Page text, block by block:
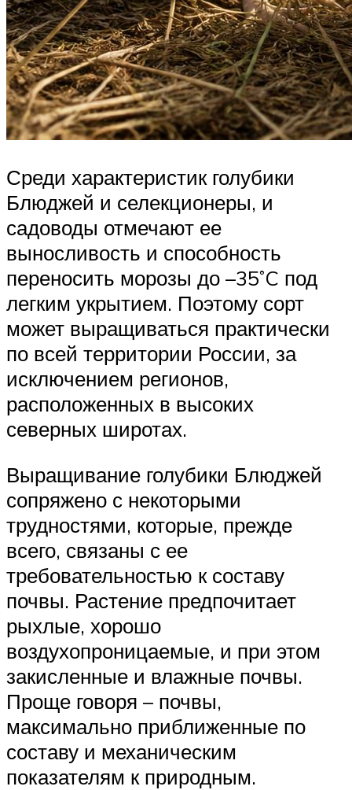
Среди характеристик голубики
Блюджей и селекционеры, и
садоводы отмечают ее
выносливость и способность
переносить морозы до –35˚C под
легким укрытием. Поэтому сорт
может выращиваться практически
по всей территории России, за
исключением регионов,
расположенных в высоких
северных широтах.
Выращивание голубики Блюджей
сопряжено с некоторыми
трудностями, которые, прежде
всего, связаны с ее
требовательностью к составу
почвы. Растение предпочитает
рыхлые, хорошо
воздухопроницаемые, и при этом
закисленные и влажные почвы.
Проще говоря – почвы,
максимально приближенные по
составу и механическим
показателям к природным.